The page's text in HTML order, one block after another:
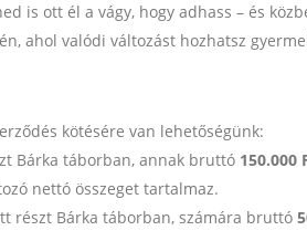
is ott él a vágy, hogy adhass – és
ahol valódi változást hozhatsz
kötésére van lehetőségünk:
Bárka táborban, annak bruttó 150.000
nettó összeget tartalmaz.
részt Bárka táborban, számára bruttó